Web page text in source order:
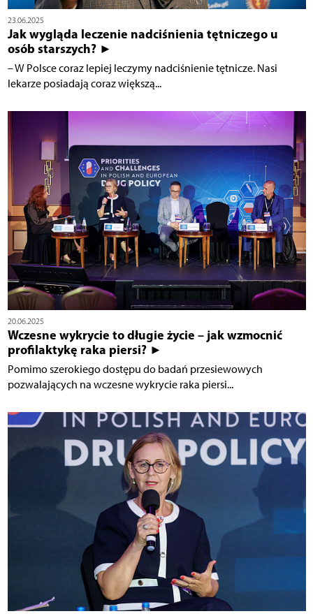
23.06.2025
Jak wygląda leczenie nadciśnienia tętniczego u
osób starszych? ►
– W Polsce coraz lepiej leczymy nadciśnienie tętnicze. Nasi
lekarze posiadają coraz większą...
20.06.2025
Wczesne wykrycie to długie życie – jak wzmocnić
profilaktykę raka piersi? ►
Pomimo szerokiego dostępu do badań przesiewowych
pozwalających na wczesne wykrycie raka piersi...